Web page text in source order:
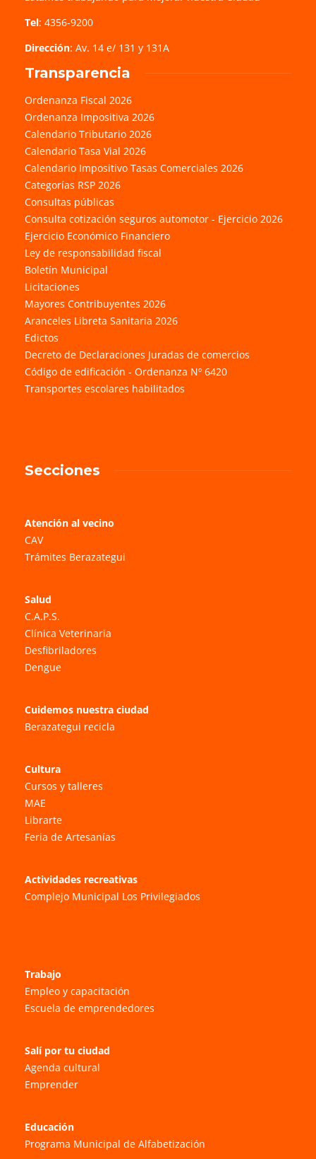
Tel: 4356-9200
Dirección: Av. 14 e/ 131 y 131A
Transparencia
Ordenanza Fiscal 2026
Ordenanza Impositiva 2026
Calendario Tributario 2026
Calendario Tasa Vial 2026
Calendario Impositivo Tasas Comerciales 2026
Categorías RSP 2026
Consultas públicas
Consulta cotización seguros automotor - Ejercicio 2026
Ejercicio Económico Financiero
Ley de responsabilidad fiscal
Boletín Municipal
Licitaciones
Mayores Contribuyentes 2026
Aranceles Libreta Sanitaria 2026
Edictos
Decreto de Declaraciones Juradas de comercios
Código de edificación - Ordenanza Nº 6420
Transportes escolares habilitados
Secciones
Atención al vecino
CAV
Trámites Berazategui
Salud
C.A.P.S.
Clínica Veterinaria
Desfibriladores
Dengue
Cuidemos nuestra ciudad
Berazategui recicla
Cultura
Cursos y talleres
MAE
Librarte
Feria de Artesanías
Actividades recreativas
Complejo Municipal Los Privilegiados
Trabajo
Empleo y capacitación
Escuela de emprendedores
Salí por tu ciudad
Agenda cultural
Emprender
Educación
Programa Municipal de Alfabetización